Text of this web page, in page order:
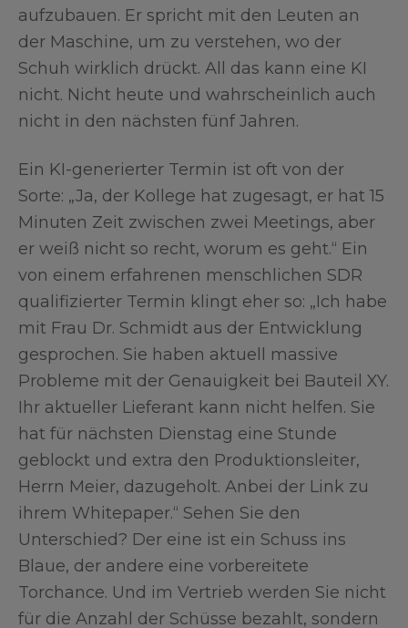
aufzubauen. Er spricht mit den Leuten an
der Maschine, um zu verstehen, wo der
Schuh wirklich drückt. All das kann eine KI
nicht. Nicht heute und wahrscheinlich auch
nicht in den nächsten fünf Jahren.
Ein KI-generierter Termin ist oft von der
Sorte: „Ja, der Kollege hat zugesagt, er hat 15
Minuten Zeit zwischen zwei Meetings, aber
er weiß nicht so recht, worum es geht.“ Ein
von einem erfahrenen menschlichen SDR
qualifizierter Termin klingt eher so: „Ich habe
mit Frau Dr. Schmidt aus der Entwicklung
gesprochen. Sie haben aktuell massive
Probleme mit der Genauigkeit bei Bauteil XY.
Ihr aktueller Lieferant kann nicht helfen. Sie
hat für nächsten Dienstag eine Stunde
geblockt und extra den Produktionsleiter,
Herrn Meier, dazugeholt. Anbei der Link zu
ihrem Whitepaper.“ Sehen Sie den
Unterschied? Der eine ist ein Schuss ins
Blaue, der andere eine vorbereitete
Torchance. Und im Vertrieb werden Sie nicht
für die Anzahl der Schüsse bezahlt, sondern